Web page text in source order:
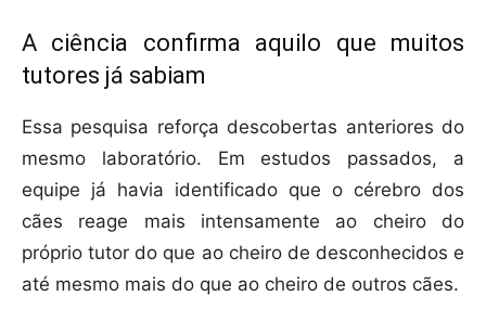
A ciência confirma aquilo que muitos
tutores já sabiam
Essa pesquisa reforça descobertas anteriores do
mesmo laboratório. Em estudos passados, a
equipe já havia identificado que o cérebro dos
cães reage mais intensamente ao cheiro do
próprio tutor do que ao cheiro de desconhecidos e
até mesmo mais do que ao cheiro de outros cães.